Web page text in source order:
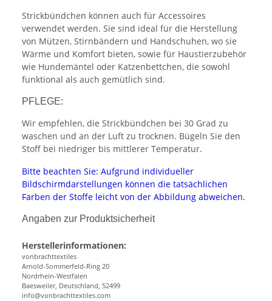
Strickbündchen können auch für Accessoires
verwendet werden. Sie sind ideal für die Herstellung
von Mützen, Stirnbändern und Handschuhen, wo sie
Wärme und Komfort bieten, sowie für Haustierzubehör
wie Hundemäntel oder Katzenbettchen, die sowohl
funktional als auch gemütlich sind.
PFLEGE:
Wir empfehlen, die Strickbündchen bei 30 Grad zu
waschen und an der Luft zu trocknen. Bügeln Sie den
Stoff bei niedriger bis mittlerer Temperatur.
Bitte beachten Sie: Aufgrund individueller
Bildschirmdarstellungen können die tatsächlichen
Farben der Stoffe leicht von der Abbildung abweichen.
Angaben zur Produktsicherheit
Herstellerinformationen:
vonbrachttextiles
Arnold-Sommerfeld-Ring 20
Nordrhein-Westfalen
Baesweiler, Deutschland, 52499
info@vonbrachttextiles.com